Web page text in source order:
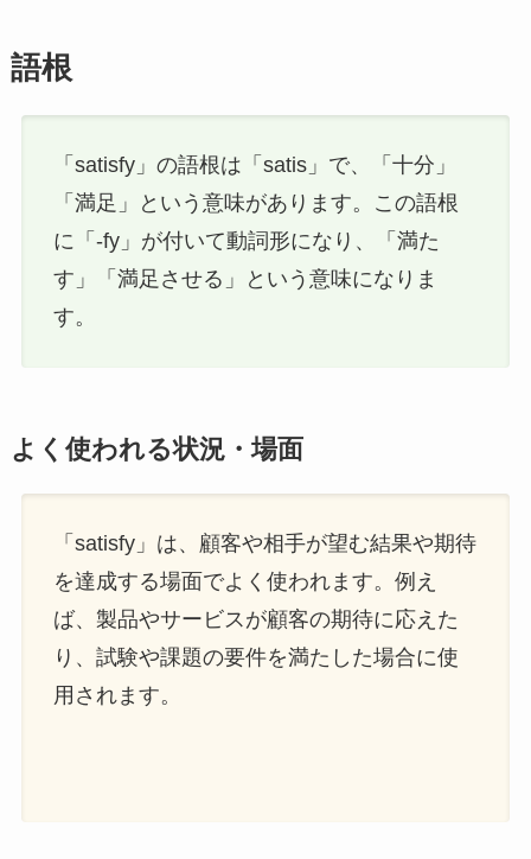
語根
「satisfy」の語根は「satis」で、「十分」
「満足」という意味があります。この語根
に「-fy」が付いて動詞形になり、「満た
す」「満足させる」という意味になりま
す。
よく使われる状況・場面
「satisfy」は、顧客や相手が望む結果や期待
を達成する場面でよく使われます。例え
ば、製品やサービスが顧客の期待に応えた
り、試験や課題の要件を満たした場合に使
用されます。